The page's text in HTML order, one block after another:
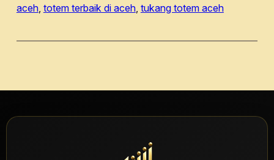
aceh, totem terbaik di aceh, tukang totem aceh